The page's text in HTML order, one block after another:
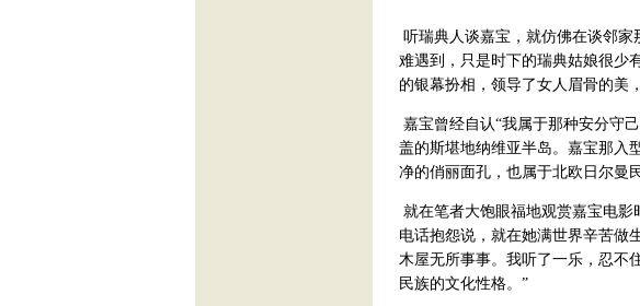
听瑞典人谈嘉宝，就仿佛在谈邻
难遇到，只是时下的瑞典姑娘很少
的银幕扮相，领导了女人眉骨的美
嘉宝曾经自认“我属于那种安分守
盖的斯堪地纳维亚半岛。嘉宝那入
净的俏丽面孔，也属于北欧日尔曼
就在笔者大饱眼福地观赏嘉宝电
电话抱怨说，就在她满世界辛苦做
木屋无所事事。我听了一乐，忍不
民族的文化性格。”